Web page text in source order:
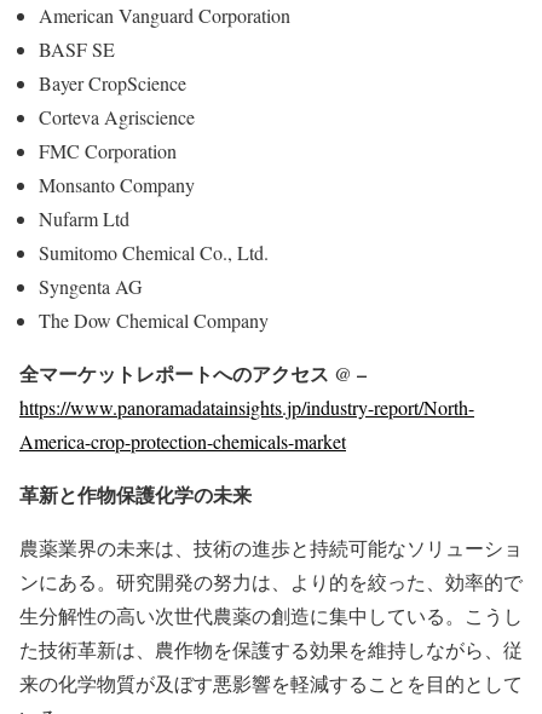
American Vanguard Corporation
BASF SE
Bayer CropScience
Corteva Agriscience
FMC Corporation
Monsanto Company
Nufarm Ltd
Sumitomo Chemical Co., Ltd.
Syngenta AG
The Dow Chemical Company
全マーケットレポートへのアクセス @ –
https://www.panoramadatainsights.jp/industry-report/North-
America-crop-protection-chemicals-market
革新と作物保護化学の未来
農薬業界の未来は、技術の進歩と持続可能なソリューショ
ンにある。研究開発の努力は、より的を絞った、効率的で
生分解性の高い次世代農薬の創造に集中している。こうし
た技術革新は、農作物を保護する効果を維持しながら、従
来の化学物質が及ぼす悪影響を軽減することを目的として